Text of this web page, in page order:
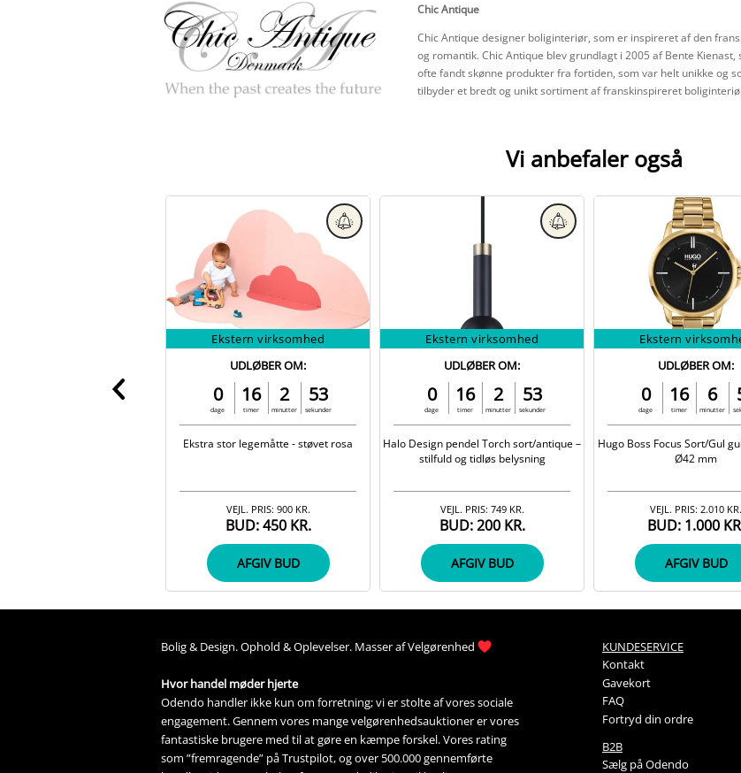
Chic Antique
Chic Antique designer boliginteriør, som er inspireret af den
og romantik. Chic Antique blev grundlagt i 2005 af Bente
ofte fandt skønne produkter fra fortiden, som var helt unikke og
tilbyder et bredt og unikt sortiment af franskinspireret
Vi anbefaler også
Ekstern virksomhed
UDLØBER OM:
0
dage
16
timer
2
minutter
53
sekunder
Ekstra stor legemåtte - støvet rosa
BUD:450 KR.
VEJL. PRIS: 900 KR.
AFGIV BUD
Ekstern virksomhed
UDLØBER OM:
0
dage
16
timer
2
minutter
53
sekunder
Halo Design pendel Torch sort/antique –
stilfuld og tidløs belysning
BUD:200 KR.
VEJL. PRIS: 749 KR.
AFGIV BUD
Ekstern
UDLØBER OM:
0
dage
16
timer
6
minutter
Hugo Boss Focus Sort/Gul
Ø42 mm
BUD: 1.000
VEJL. PRIS: 2.010 KR.
AFGIV BUD
Bolig & Design. Ophold &Oplevelser. Masser af Velgørenhed
Hvor handel møder hjerte
Odendo handler ikke kun om forretning; vi er stolte af vores sociale
engagement. Gennem vores mange velgørenhedsauktioner er vores
fantastiske brugere med til at gøre en kæmpe forskel. Vores rating
som ”fremragende” på Trustpilot, og over 500.000 gennemførte
KUNDESERVICE
Kontakt
Gavekort
FAQ
Fortryd din ordre
B2B
Sælg på Odendo